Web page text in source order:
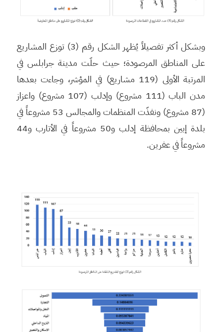
وبشكل أكثر تفصيلاً يُظهر الشكل رقم (3) توزع المشاريع
على المناطق المرصودة؛ حيث حلّت مدينة جرابلس في
المرتبة الأولى (119 مشاريع) في المؤشر، وجاءت بعدها
مدن الباب (111 مشروع) وإدلب (107 مشروع) واعزاز
(87 مشروع) ونفذّت المنظمات والمجالس 53 مشروعاً في
بلدة إبين بمحافظة إدلب و50 مشروعاً في الأتارب و44
مشروعاً في عفرين.